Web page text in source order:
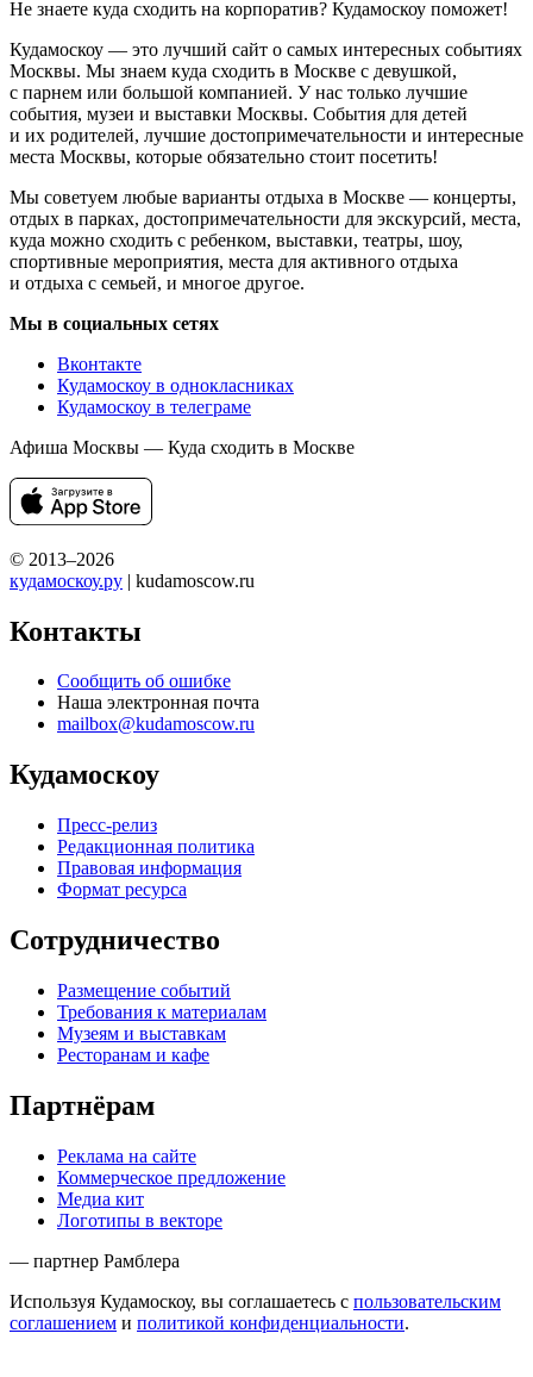
Не знаете куда сходить на корпоратив? Кудамоскоу поможет!
Кудамоскоу — это лучший сайт о самых интересных событиях
Москвы. Мы знаем куда сходить в Москве с девушкой,
с парнем или большой компанией. У нас только лучшие
события, музеи и выставки Москвы. События для детей
и их родителей, лучшие достопримечательности и интересные
места Москвы, которые обязательно стоит посетить!
Мы советуем любые варианты отдыха в Москве — концерты,
отдых в парках, достопримечательности для экскурсий, места,
куда можно сходить с ребенком, выставки, театры, шоу,
спортивные мероприятия, места для активного отдыха
и отдыха с семьей, и многое другое.
Мы в социальных сетях
Вконтакте
Кудамоскоу в однокласниках
Кудамоскоу в телеграме
Афиша Москвы — Куда сходить в Москве
© 2013–2026
кудамоскоу.ру | kudamoscow.ru
Контакты
Сообщить об ошибке
Наша электронная почта
mailbox@kudamoscow.ru
Кудамоскоу
Пресс-релиз
Редакционная политика
Правовая информация
Формат ресурса
Сотрудничество
Размещение событий
Требования к материалам
Музеям и выставкам
Ресторанам и кафе
Партнёрам
Реклама на сайте
Коммерческое предложение
Медиа кит
Логотипы в векторе
— партнер Рамблера
Используя Кудамоскоу, вы соглашаетесь с пользовательским
соглашением и политикой конфиденциальности.